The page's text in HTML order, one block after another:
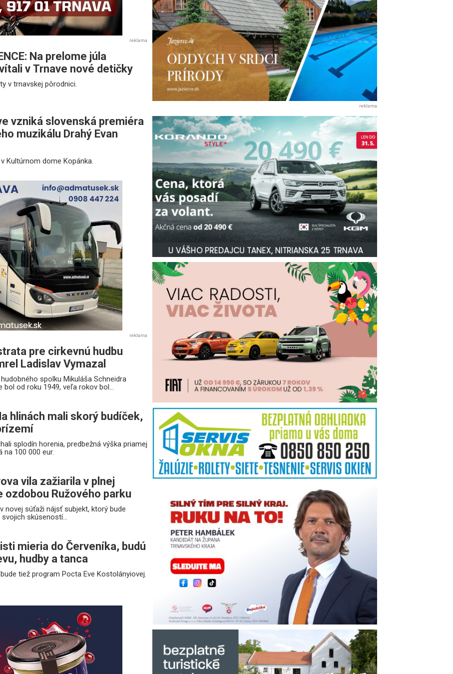
reklama
Na prelome júla
v Trnave nové detičky
v trnavskej pôrodnici.
vzniká slovenská premiéra
muzikálu Drahý Evan
Kultúrnom dome Kopánka.
reklama
pre cirkevnú hudbu
Ladislav Vymazal
spolku Mikuláša Schneidra
bol od roku 1949, veľa rokov bol...
hlinách mali skorý budíček,
splodín horenia, predbežná výška priamej
na 100 000 eur.
vila zažiarila v plnej
ozdobou Ružového parku
novej súťaži nájsť subjekt, ktorý bude
skúseností...
mieria do Červeníka, budú
hudby a tanca
tiež program Pocta Eve Kostolányiovej.
reklama